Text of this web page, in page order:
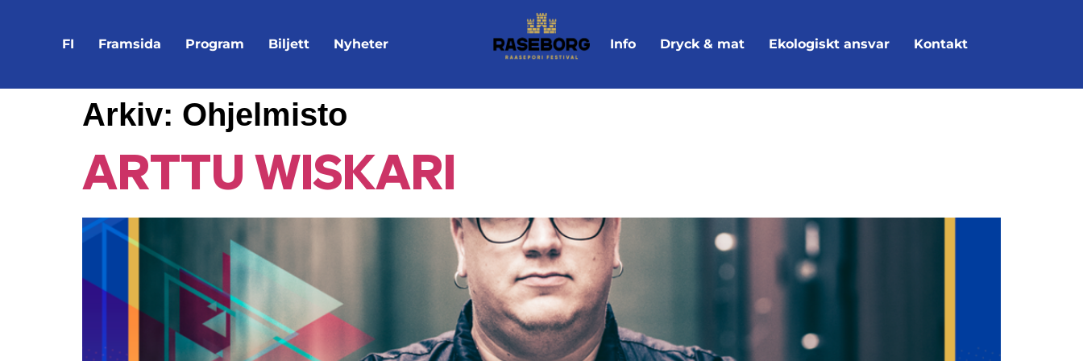
FI Framsida Program Biljett Nyheter Info Dryck & mat Ekologiskt ansvar Kontakt
Arkiv: Ohjelmisto
Arttu Wiskari